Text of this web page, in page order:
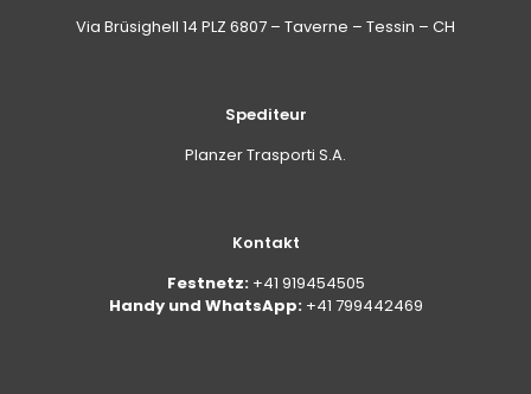
Via Brüsighell 14 PLZ 6807 – Taverne – Tessin – CH
Spediteur
Planzer Trasporti S.A.
Kontakt
Festnetz: +41 919454505
Handy und WhatsApp: +41 799442469